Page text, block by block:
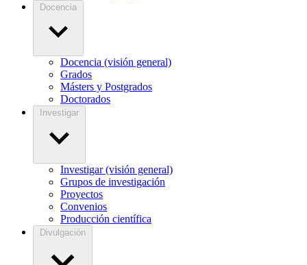
Docencia
Docencia (visión general)
Grados
Másters y Postgrados
Doctorados
Investigar
Investigar (visión general)
Grupos de investigación
Proyectos
Convenios
Producción científica
Divulgación